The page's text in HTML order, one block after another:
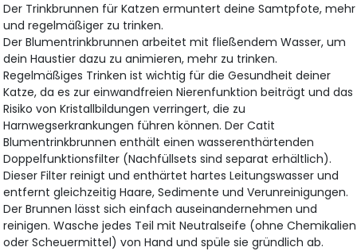
Der Trinkbrunnen für Katzen ermuntert deine Samtpfote, mehr
und regelmäßiger zu trinken.
Der Blumentrinkbrunnen arbeitet mit fließendem Wasser, um
dein Haustier dazu zu animieren, mehr zu trinken.
Regelmäßiges Trinken ist wichtig für die Gesundheit deiner
Katze, da es zur einwandfreien Nierenfunktion beiträgt und das
Risiko von Kristallbildungen verringert, die zu
Harnwegserkrankungen führen können. Der Catit
Blumentrinkbrunnen enthält einen wasserenthärtenden
Doppelfunktionsfilter (Nachfüllsets sind separat erhältlich).
Dieser Filter reinigt und enthärtet hartes Leitungswasser und
entfernt gleichzeitig Haare, Sedimente und Verunreinigungen.
Der Brunnen lässt sich einfach auseinandernehmen und
reinigen. Wasche jedes Teil mit Neutralseife (ohne Chemikalien
oder Scheuermittel) von Hand und spüle sie gründlich ab.